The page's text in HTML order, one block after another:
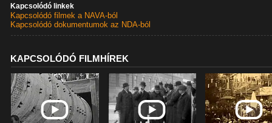
Kapcsolódó linkek
Kapcsolódó filmek a NAVA-ból
Kapcsolódó dokumentumok az NDA-ból
KAPCSOLÓDÓ FILMHÍREK